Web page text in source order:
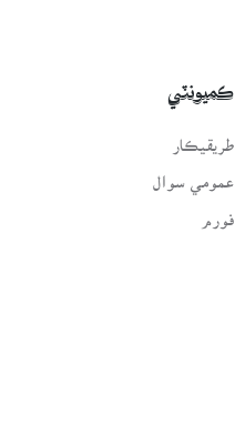
ڪميونٽي
طريقيڪار
عمومي سوال
فورم